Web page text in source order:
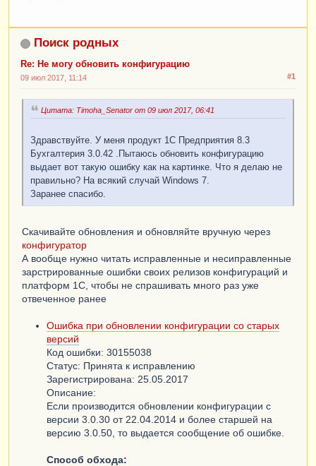
Поиск родных
Re: Не могу обновить конфигурацию
#1
09 июл 2017, 11:14
Цитата: Timoha_Senator от 09 июл 2017, 06:41
Здравствуйте. У меня продукт 1С Предприятия 8.3
Бухгалтерия 3.0.42 .Пытаюсь обновить конфигурацию
выдает вот такую ошибку как на картинке. Что я делаю не
правильно? На всякий случай Windows 7.
Заранее спасибо.
Скачивайте обновления и обновляйте вручную через
конфигуратор
А вообще нужно читать исправленные и несиправленные
зарстрированные ошибки своих релизов конфигураций и
платформ 1С, чтобы не спрашивать много раз уже
отвеченное ранее
Ошибка при обновлении конфигурации со старых
версий
Код ошибки: 30155038
Статус: Принята к исправлению
Зарегистрирована: 25.05.2017
Описание:
Если производится обновлении конфигурации с
версии 3.0.30 от 22.04.2014 и более старшей на
версию 3.0.50, то выдается сообщение об ошибке.
Способ обхода: